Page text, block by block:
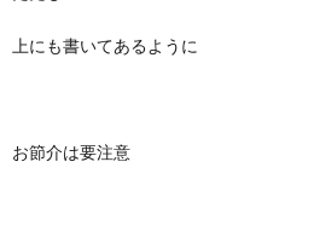
上にも書いてあるように
お節介は要注意